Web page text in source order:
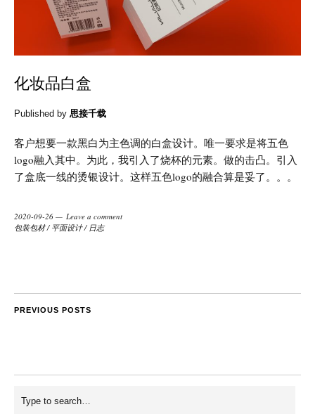
化妆品白盒
Published by 思接千载
客户想要一款黑白为主色调的白盒设计。唯一要求是将五色
logo融入其中。为此，我引入了烧杯的元素。做的击凸。引入
了盒底一线的烫银设计。这样五色logo的融合算是妥了。。。
2020-09-26
Leave a comment
包装包材/ 平面设计/ 日志
PREVIOUS POSTS